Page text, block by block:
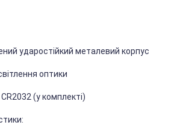
ударостійкий металевий корпус
оптики
(у комплекті)